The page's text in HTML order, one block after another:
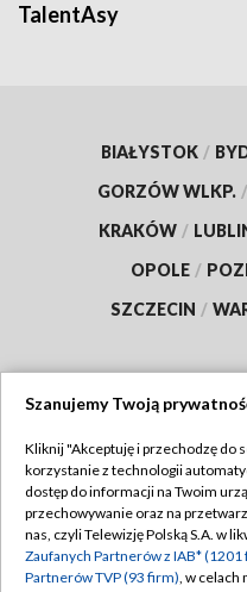
TalentAsy
BIAŁYSTOK /
GORZÓW WLKP. /
KRAKÓW /
OPOLE /
SZCZECIN /
Abonament TVP
Emisja w TVP
Szanujemy Twoją
Kliknij "Akceptuję i przechodzę do
korzystanie z technologii
dostęp do informacji na Twoim
przechowywanie oraz na
nas, czyli Telewizję Polską S.A. w
Zaufanych Partnerów z IAB* (1201
Partnerów TVP (93 firm), w celach